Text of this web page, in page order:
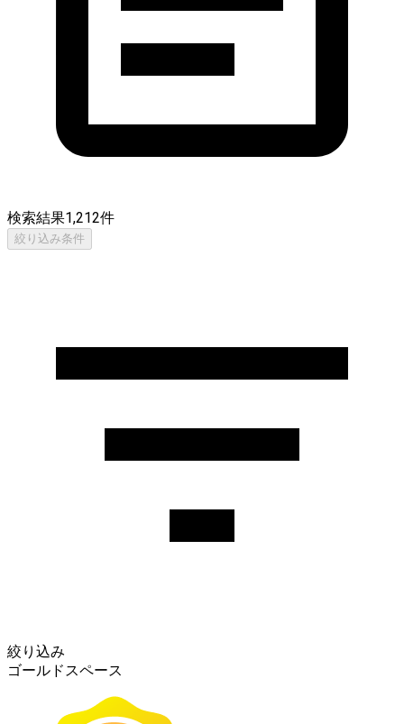
検索結果1,212件
絞り込み条件
絞り込み
ゴールドスペース